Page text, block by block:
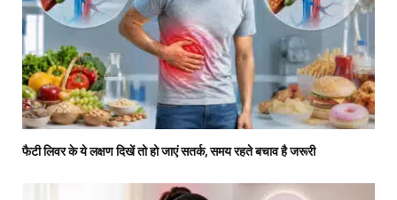
फैटी लिवर के ये लक्षण दिखें तो हो जाएं सतर्क, समय रहते बचाव है जरूरी